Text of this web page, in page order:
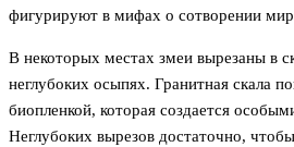
фигурируют в мифах о сотворении
В некоторых местах змеи вырезаны в
неглубоких осыпях. Гранитная скала
биопленкой, которая создается
Неглубоких вырезов достаточно, чтобы